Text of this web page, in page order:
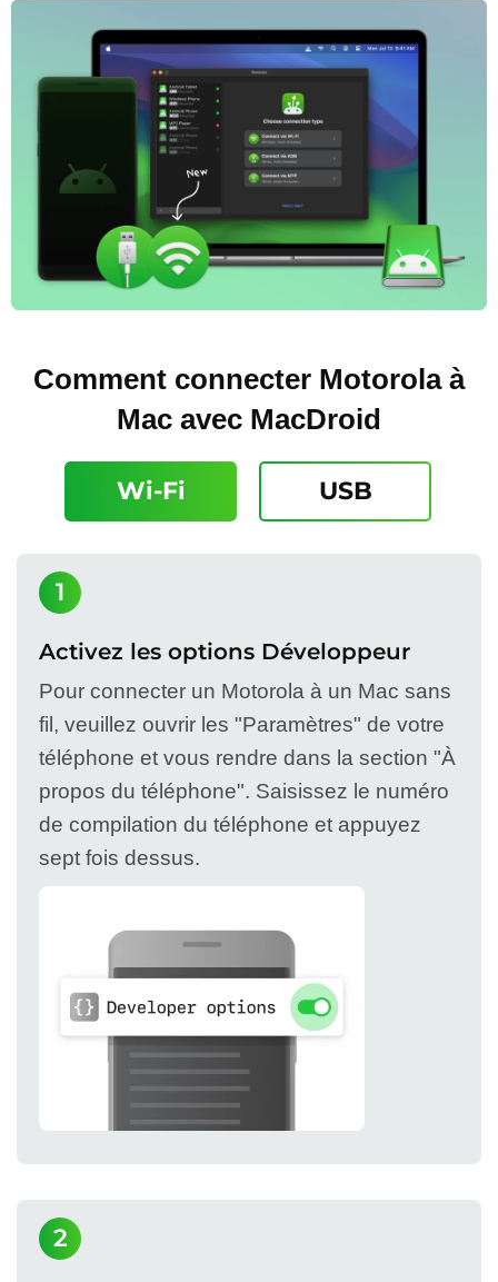
Comment connecter Motorola à
Mac avec MacDroid
Wi-Fi USB
1
Activez les options Développeur
Pour connecter un Motorola à un Mac sans
fil, veuillez ouvrir les "Paramètres" de votre
téléphone et vous rendre dans la section "À
propos du téléphone". Saisissez le numéro
de compilation du téléphone et appuyez
sept fois dessus.
2